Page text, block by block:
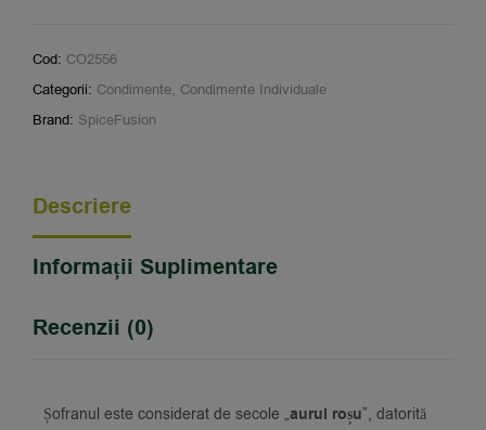
Cod: CO2556
Categorii: Condimente, Condimente Individuale
Brand: SpiceFusion
Descriere
Informații Suplimentare
Recenzii (0)
Șofranul este considerat de secole „aurul roșu”, datorită